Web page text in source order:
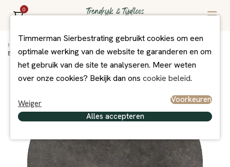
0
Home Overig Exclusief
Briselle - Model A Dia 122 cm x 2 cm
Timmerman Sierbestrating gebruikt cookies om een
optimale werking van de website te garanderen en om
het gebruik van de site te analyseren. Meer weten
over onze cookies? Bekijk dan ons cookie beleid.
Weiger
Voorkeuren
Alles accepteren